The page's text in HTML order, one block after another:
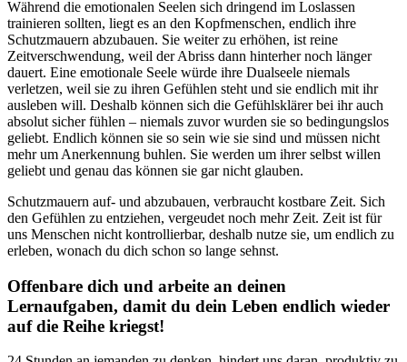
Während die emotionalen Seelen sich dringend im Loslassen
trainieren sollten, liegt es an den Kopfmenschen, endlich ihre
Schutzmauern abzubauen. Sie weiter zu erhöhen, ist reine
Zeitverschwendung, weil der Abriss dann hinterher noch länger
dauert. Eine emotionale Seele würde ihre Dualseele niemals
verletzen, weil sie zu ihren Gefühlen steht und sie endlich mit ihr
ausleben will. Deshalb können sich die Gefühlsklärer bei ihr auch
absolut sicher fühlen – niemals zuvor wurden sie so bedingungslos
geliebt. Endlich können sie so sein wie sie sind und müssen nicht
mehr um Anerkennung buhlen. Sie werden um ihrer selbst willen
geliebt und genau das können sie gar nicht glauben.
Schutzmauern auf- und abzubauen, verbraucht kostbare Zeit. Sich
den Gefühlen zu entziehen, vergeudet noch mehr Zeit. Zeit ist für
uns Menschen nicht kontrollierbar, deshalb nutze sie, um endlich zu
erleben, wonach du dich schon so lange sehnst.
Offenbare dich und arbeite an deinen
Lernaufgaben, damit du dein Leben endlich wieder
auf die Reihe kriegst!